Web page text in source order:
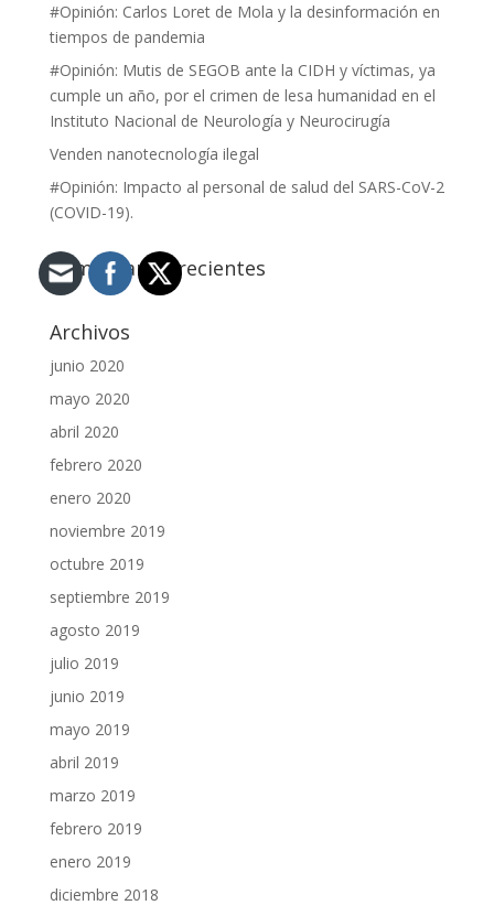
#Opinión: Carlos Loret de Mola y la desinformación en
tiempos de pandemia
#Opinión: Mutis de SEGOB ante la CIDH y víctimas, ya
cumple un año, por el crimen de lesa humanidad en el
Instituto Nacional de Neurología y Neurocirugía
Venden nanotecnología ilegal
#Opinión: Impacto al personal de salud del SARS-CoV-2
(COVID-19).
Comentarios recientes
Archivos
junio 2020
mayo 2020
abril 2020
febrero 2020
enero 2020
noviembre 2019
octubre 2019
septiembre 2019
agosto 2019
julio 2019
junio 2019
mayo 2019
abril 2019
marzo 2019
febrero 2019
enero 2019
diciembre 2018